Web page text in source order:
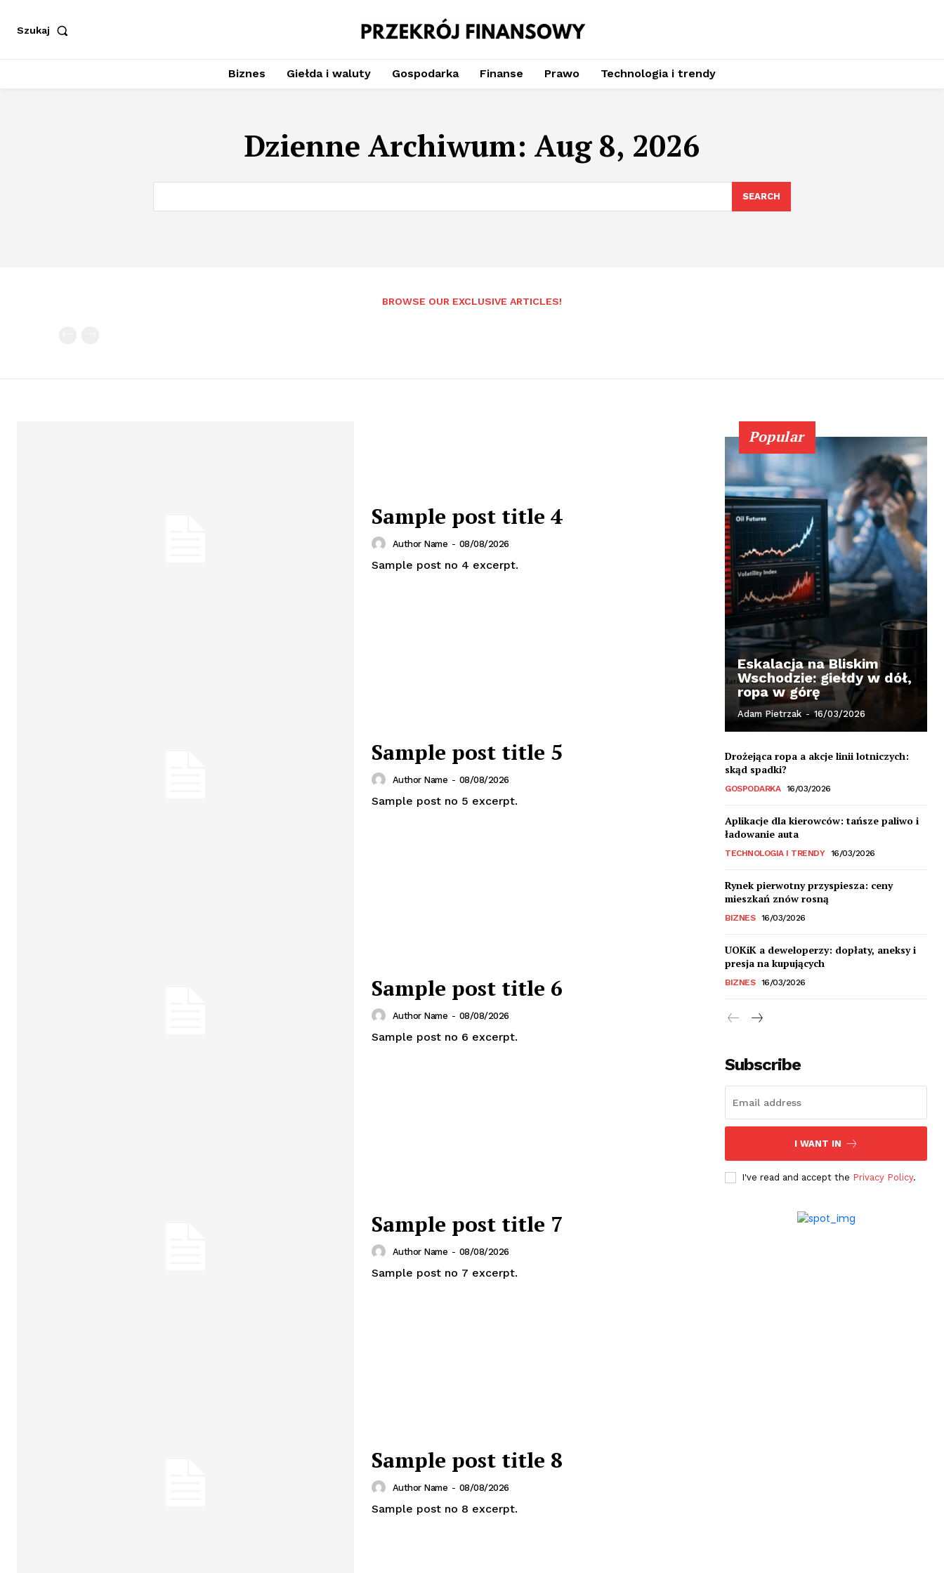
Szukaj
Biznes Giełda i waluty Gospodarka Finanse Prawo Technologia i trendy
Dzienne Archiwum: Aug 8, 2026
SEARCH
BROWSE OUR EXCLUSIVE ARTICLES!
Sample post title 4
Author Name - 08/08/2026
Sample post no 4 excerpt.
Sample post title 5
Author Name - 08/08/2026
Sample post no 5 excerpt.
Sample post title 6
Author Name - 08/08/2026
Sample post no 6 excerpt.
Sample post title 7
Author Name - 08/08/2026
Sample post no 7 excerpt.
Sample post title 8
Author Name - 08/08/2026
Sample post no 8 excerpt.
Popular
Eskalacja na Bliskim
Wschodzie: giełdy w dół,
ropa w górę
Adam Pietrzak - 16/03/2026
Drożejąca ropa a akcje linii lotniczych:
skąd spadki?
GOSPODARKA 16/03/2026
Aplikacje dla kierowców: tańsze paliwo i
ładowanie auta
TECHNOLOGIA I TRENDY 16/03/2026
Rynek pierwotny przyspiesza: ceny
mieszkań znów rosną
BIZNES 16/03/2026
UOKiK a deweloperzy: dopłaty, aneksy i
presja na kupujących
BIZNES 16/03/2026
Subscribe
I WANT IN
I've read and accept the Privacy Policy.